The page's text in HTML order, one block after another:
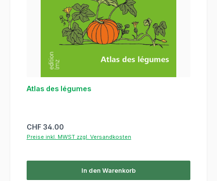
Atlas des légumes
Regulärer Preis:
CHF 34.00
Preise inkl. MWST zzgl. Versandkosten
In den Warenkorb